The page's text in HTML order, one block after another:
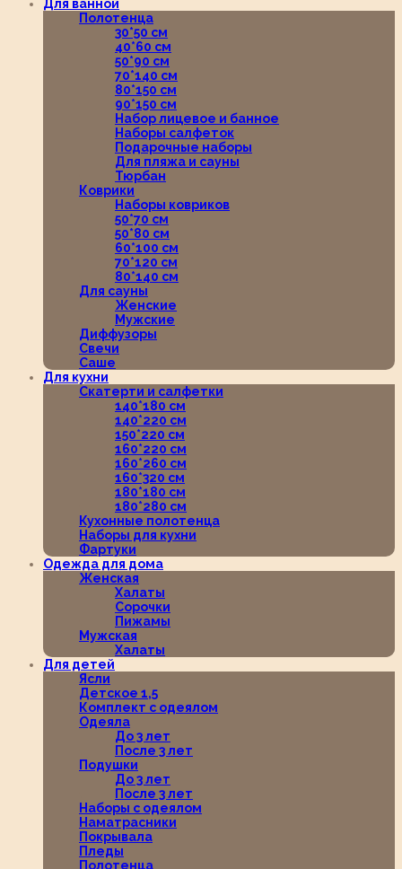
Для ванной
Полотенца
30*50 см
40*60 см
50*90 см
70*140 см
80*150 см
90*150 см
Набор лицевое и банное
Наборы салфеток
Подарочные наборы
Для пляжа и сауны
Тюрбан
Коврики
Наборы ковриков
50*70 см
50*80 см
60*100 см
70*120 см
80*140 см
Для сауны
Женские
Мужские
Диффузоры
Свечи
Саше
Для кухни
Скатерти и салфетки
140*180 см
140*220 см
150*220 см
160*220 см
160*260 см
160*320 см
180*180 см
180*280 см
Кухонные полотенца
Наборы для кухни
Фартуки
Одежда для дома
Женская
Халаты
Сорочки
Пижамы
Мужская
Халаты
Для детей
Ясли
Детское 1,5
Комплект с одеялом
Одеяла
До 3 лет
После 3 лет
Подушки
До 3 лет
После 3 лет
Наборы с одеялом
Наматрасники
Покрывала
Пледы
Полотенца